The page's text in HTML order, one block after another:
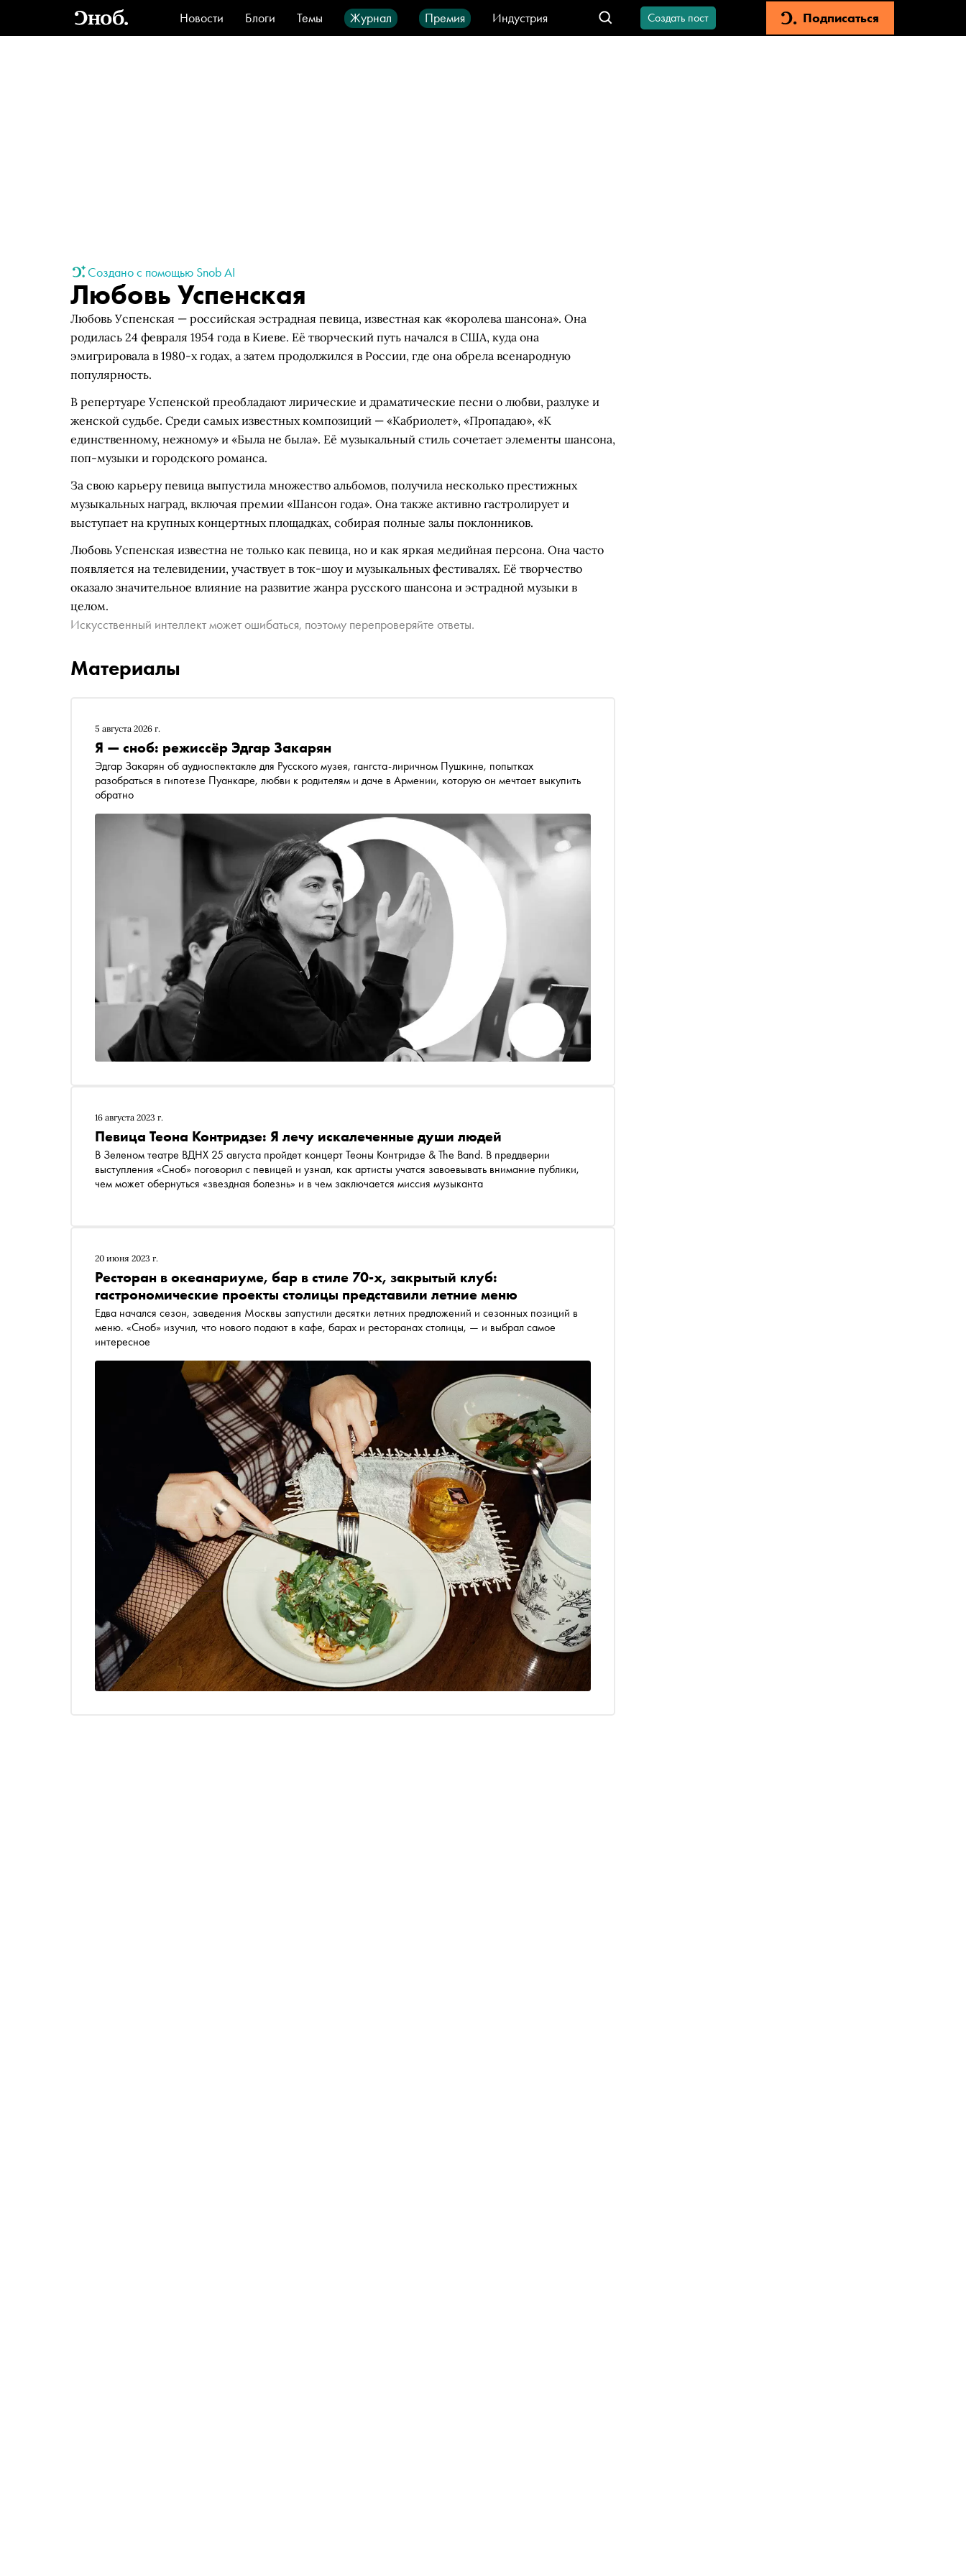
Новости Блоги Темы Журнал Премия
Индустрия
Стиль
Видео Город IT-продукты
Создать пост Подписаться
Создано с помощью Snob AI
Любовь Успенская
Любовь Успенская — российская эстрадная певица, известная как «королева шансона». Она
родилась 24 февраля 1954 года в Киеве. Её творческий путь начался в США, куда она
эмигрировала в 1980-х годах, а затем продолжился в России, где она обрела всенародную
популярность.
В репертуаре Успенской преобладают лирические и драматические песни о любви, разлуке и
женской судьбе. Среди самых известных композиций — «Кабриолет», «Пропадаю», «К
единственному, нежному» и «Была не была». Её музыкальный стиль сочетает элементы шансона,
поп-музыки и городского романса.
За свою карьеру певица выпустила множество альбомов, получила несколько престижных
музыкальных наград, включая премии «Шансон года». Она также активно гастролирует и
выступает на крупных концертных площадках, собирая полные залы поклонников.
Любовь Успенская известна не только как певица, но и как яркая медийная персона. Она часто
появляется на телевидении, участвует в ток-шоу и музыкальных фестивалях. Её творчество
оказало значительное влияние на развитие жанра русского шансона и эстрадной музыки в
целом.
Искусственный интеллект может ошибаться, поэтому перепроверяйте ответы.
Материалы
5 августа 2026 г.
Я — сноб: режиссёр Эдгар Закарян
Эдгар Закарян об аудиоспектакле для Русского музея, гангста-лиричном Пушкине, попытках
разобраться в гипотезе Пуанкаре, любви к родителям и даче в Армении, которую он мечтает выкупить
обратно
16 августа 2023 г.
Певица Теона Контридзе: Я лечу искалеченные души людей
В Зеленом театре ВДНХ 25 августа пройдет концерт Теоны Контридзе & The Band. В преддверии
выступления «Сноб» поговорил с певицей и узнал, как артисты учатся завоевывать внимание публики,
чем может обернуться «звездная болезнь» и в чем заключается миссия музыканта
20 июня 2023 г.
Ресторан в океанариуме, бар в стиле 70-х, закрытый клуб:
гастрономические проекты столицы представили летние меню
Едва начался сезон, заведения Москвы запустили десятки летних предложений и сезонных позиций в
меню. «Сноб» изучил, что нового подают в кафе, барах и ресторанах столицы, — и выбрал самое
интересное